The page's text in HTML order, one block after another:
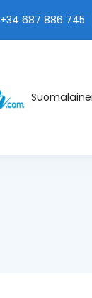
+34 687 886 745